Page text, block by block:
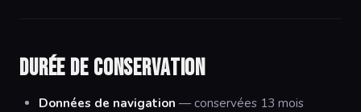
Durée de conservation
Données de navigation — conservées 13 mois